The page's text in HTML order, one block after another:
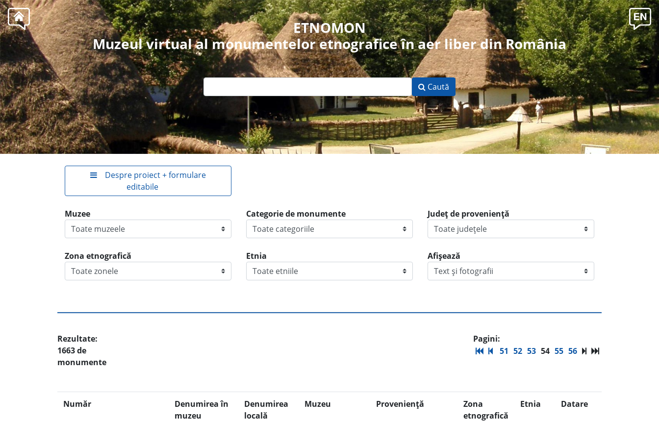
ETNOMON
Muzeul virtual al monumentelor etnografice în aer liber din România
Caută
Despre proiect + formulare
editabile
Muzee Categorie de monumente Judeţ de provenienţă
Zona etnografică Etnia Afișează
Rezultate:
1663 de
monumente
Pagini:
51 52 53 54 55 56
Număr
Denumirea în
muzeu
Denumirea
locală
Muzeu Provenienţă
Zona
etnografică
Etnia Datare